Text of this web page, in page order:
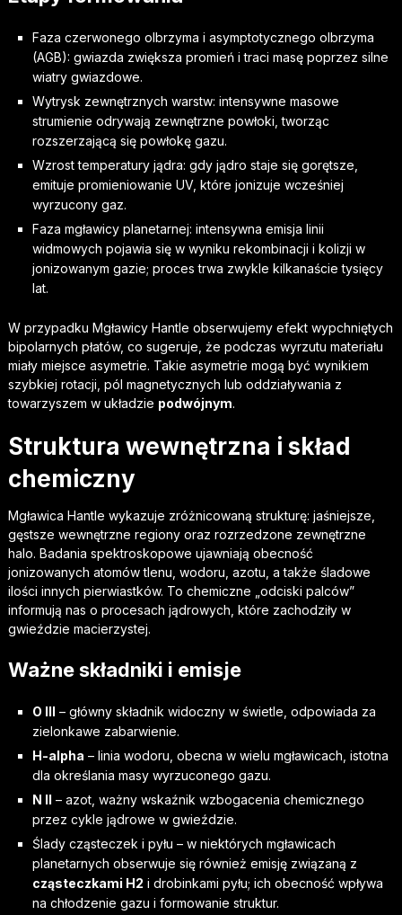
Faza czerwonego olbrzyma i asymptotycznego olbrzyma
(AGB): gwiazda zwiększa promień i traci masę poprzez silne
wiatry gwiazdowe.
Wytrysk zewnętrznych warstw: intensywne masowe
strumienie odrywają zewnętrzne powłoki, tworząc
rozszerzającą się powłokę gazu.
Wzrost temperatury jądra: gdy jądro staje się gorętsze,
emituje promieniowanie UV, które jonizuje wcześniej
wyrzucony gaz.
Faza mgławicy planetarnej: intensywna emisja linii
widmowych pojawia się w wyniku rekombinacji i kolizji w
jonizowanym gazie; proces trwa zwykle kilkanaście tysięcy
lat.
W przypadku Mgławicy Hantle obserwujemy efekt wypchniętych
bipolarnych płatów, co sugeruje, że podczas wyrzutu materiału
miały miejsce asymetrie. Takie asymetrie mogą być wynikiem
szybkiej rotacji, pól magnetycznych lub oddziaływania z
towarzyszem w układzie podwójnym.
Struktura wewnętrzna i skład
chemiczny
Mgławica Hantle wykazuje zróżnicowaną strukturę: jaśniejsze,
gęstsze wewnętrzne regiony oraz rozrzedzone zewnętrzne
halo. Badania spektroskopowe ujawniają obecność
jonizowanych atomów tlenu, wodoru, azotu, a także śladowe
ilości innych pierwiastków. To chemiczne „odciski palców”
informują nas o procesach jądrowych, które zachodziły w
gwieździe macierzystej.
Ważne składniki i emisje
O III – główny składnik widoczny w świetle, odpowiada za
zielonkawe zabarwienie.
H-alpha – linia wodoru, obecna w wielu mgławicach, istotna
dla określania masy wyrzuconego gazu.
N II – azot, ważny wskaźnik wzbogacenia chemicznego
przez cykle jądrowe w gwieździe.
Ślady cząsteczek i pyłu – w niektórych mgławicach
planetarnych obserwuje się również emisję związaną z
cząsteczkami H2 i drobinkami pyłu; ich obecność wpływa
na chłodzenie gazu i formowanie struktur.